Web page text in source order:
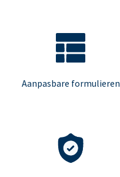
Aanpasbare formulieren